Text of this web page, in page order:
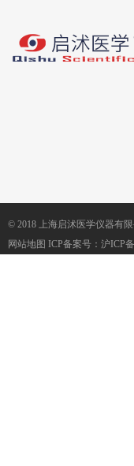
© 2018 上海启沭医学仪器有
网站地图 ICP备案号： 沪ICP